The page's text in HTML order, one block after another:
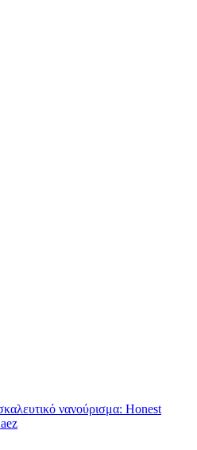
νανούρισμα: Honest